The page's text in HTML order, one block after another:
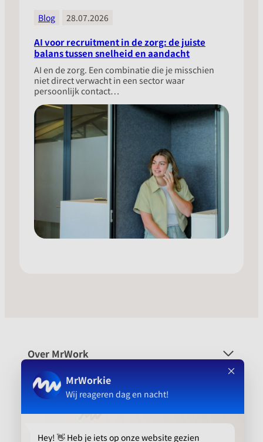
Blog 28.07.2026
AI voor recruitment in de zorg: de juiste
balans tussen snelheid en aandacht
​AI en de zorg. Een combinatie die je misschien
niet direct verwacht in een sector waar
persoonlijk contact…
Over MrWork
Voor wie
Platform